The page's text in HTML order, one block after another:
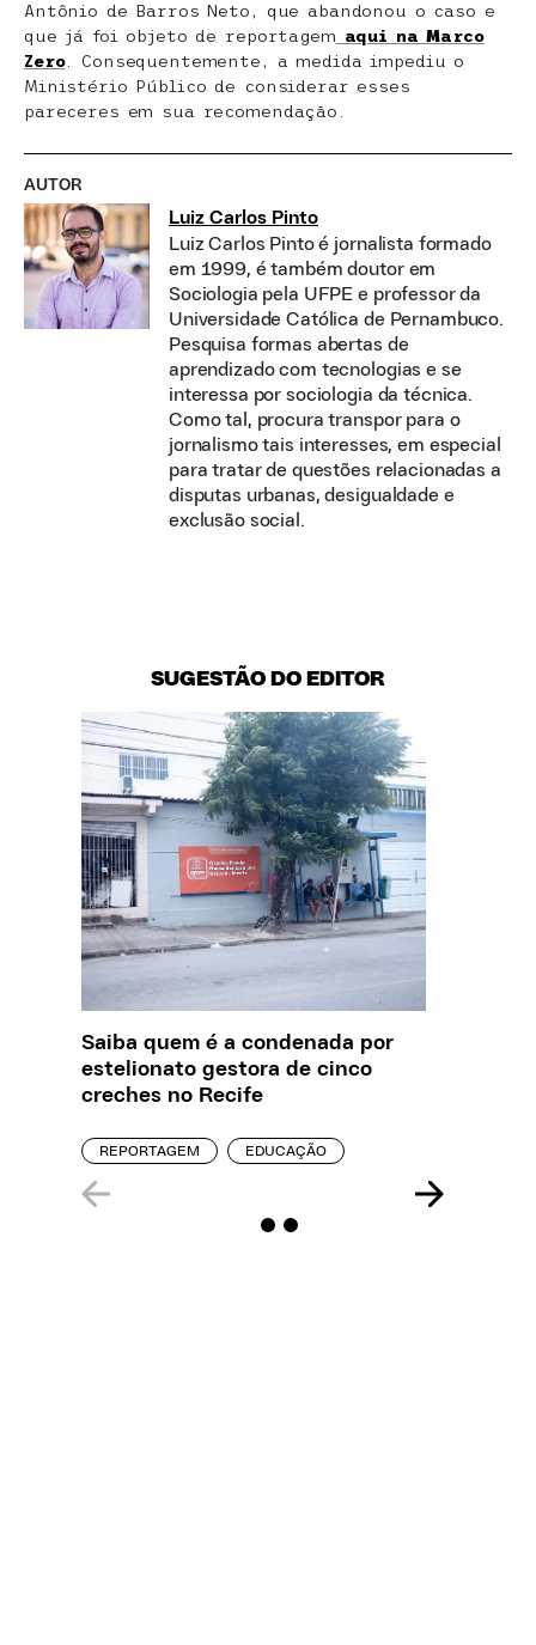
Antônio de Barros Neto, que abandonou o caso e
que já foi objeto de reportagem aqui na Marco
Zero. Consequentemente, a medida impediu o
Ministério Público de considerar esses
pareceres em sua recomendação.
AUTOR
Luiz Carlos Pinto
Luiz Carlos Pinto é jornalista formado
em 1999, é também doutor em
Sociologia pela UFPE e professor da
Universidade Católica de Pernambuco.
Pesquisa formas abertas de
aprendizado com tecnologias e se
interessa por sociologia da técnica.
Como tal, procura transpor para o
jornalismo tais interesses, em especial
para tratar de questões relacionadas a
disputas urbanas, desigualdade e
exclusão social.
SUGESTÃO DO EDITOR
Saiba quem é a condenada por
estelionato gestora de cinco
creches no Recife
REPORTAGEM EDUCAÇÃO